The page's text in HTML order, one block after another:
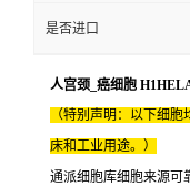
是否进口
人宫颈_癌细胞
（特别声明：以下细
床和工业用途。）
通派细胞库细胞来源可